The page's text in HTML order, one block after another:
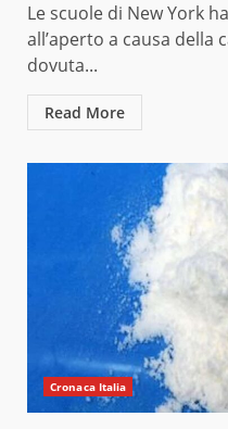
Le scuole di New York
all’aperto a causa della
dovuta...
Read More
Cronaca Italia